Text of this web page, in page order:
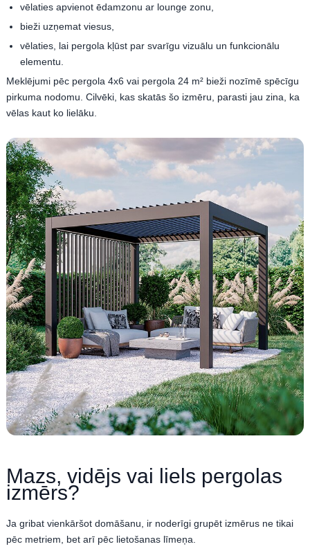
vēlaties apvienot ēdamzonu ar lounge zonu,
bieži uzņemat viesus,
vēlaties, lai pergola kļūst par svarīgu vizuālu un funkcionālu
elementu.
Meklējumi pēc pergola 4x6 vai pergola 24 m² bieži nozīmē spēcīgu
pirkuma nodomu. Cilvēki, kas skatās šo izmēru, parasti jau zina, ka
vēlas kaut ko lielāku.
Mazs, vidējs vai liels pergolas
izmērs?
Ja gribat vienkāršot domāšanu, ir noderīgi grupēt izmērus ne tikai
pēc metriem, bet arī pēc lietošanas līmeņa.